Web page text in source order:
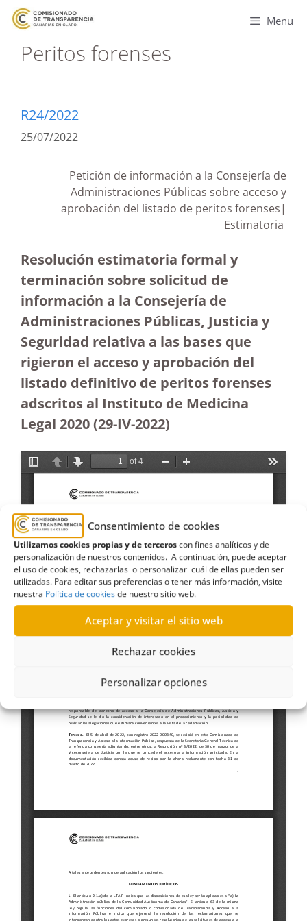
Consentimiento de cookies
Utilizamos cookies propias y de terceroscon fines analíticos y de
personalización de nuestros contenidos. A continuación, puede aceptar
el uso de cookies, rechazarlas o personalizar cuál de ellas pueden ser
utilizadas. Para editar sus preferencias o tener más información, visite
nuestra Política de cookiesde nuestro sitio web.
Aceptar y visitar el sitio web
Rechazar cookies
Personalizar opciones
Menu
Peritos forenses
R24/2022
25/07/2022
Petición de información a la Consejería de
Administraciones Públicas sobre acceso y
aprobación del listado de peritos forenses|
Estimatoria
Resolución estimatoria formal y
terminación sobre solicitud de
información a la Consejería de
Administraciones Públicas, Justicia y
Seguridad relativa a las bases que
rigieron el acceso y aprobación del
listado definitivo de peritos forenses
adscritos al Instituto de Medicina
Legal 2020 (29-IV-2022)